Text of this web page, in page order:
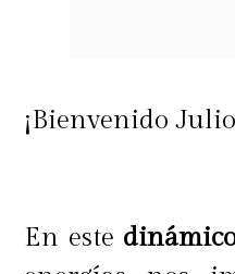
renueva la
que limitan
mayoría.
¡Bienvenido
En este